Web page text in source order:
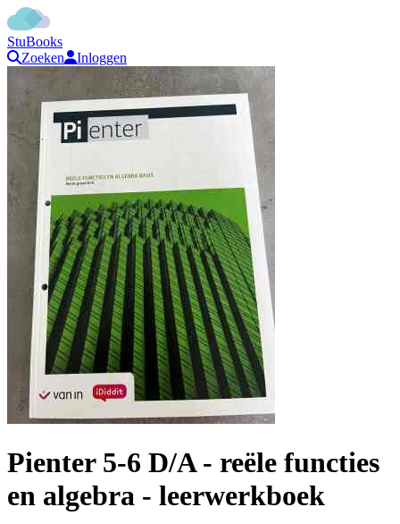
StuBooks
Zoeken
Inloggen
Pienter 5-6 D/A - reële functies
en algebra - leerwerkboek